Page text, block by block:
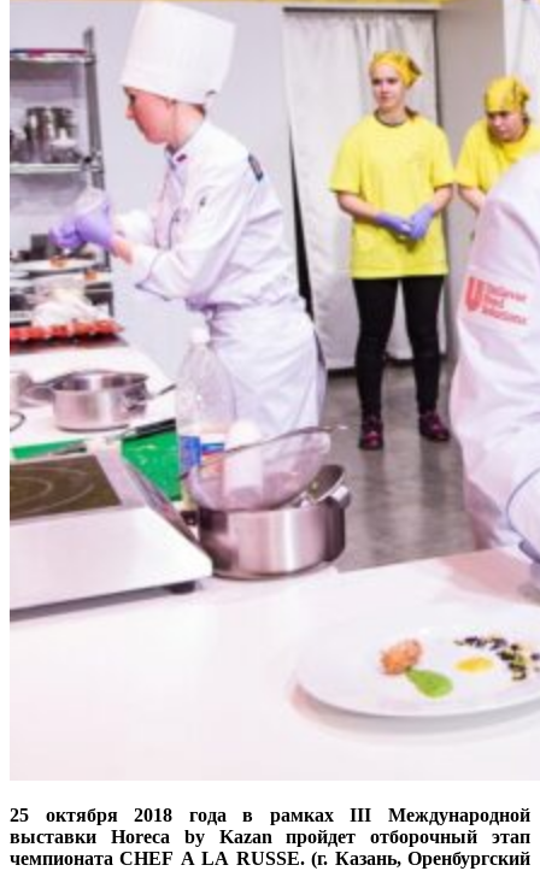
25 октября 2018 года в рамкахIII Международной
выставки Horeca by Kazanпройдет отборочный этап
чемпионатаCHEF A LA RUSSE. (г. Казань, Оренбургский